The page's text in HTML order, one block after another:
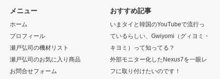
メニュー
ホーム
プロフィール
瀬戸弘司の機材リスト
瀬戸弘司のお気に入り商品
お問合せフォーム
おすすめ記事
いまタイと韓国のYouTubeで流行っ
ているらしい、Gwiyomi（グィヨミ・
キヨミ）って知ってる？
外部モニター化したNexus7を一眼レ
フに取り付けたいのです！